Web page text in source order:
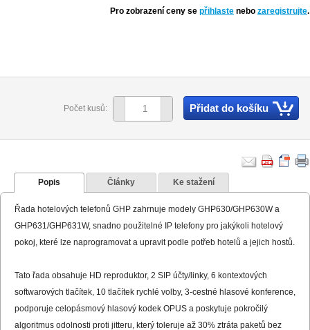
Pro zobrazení ceny se přihlaste nebo zaregistrujte.
Počet kusů: Přidat do košíku
Popis Články Ke stažení
Řada hotelových telefonů GHP zahrnuje modely GHP630/GHP630W a
GHP631/GHP631W, snadno použitelné IP telefony pro jakýkoli hotelový
pokoj, které lze naprogramovat a upravit podle potřeb hotelů a jejich hostů.
Tato řada obsahuje HD reproduktor, 2 SIP účty/linky, 6 kontextových
softwarových tlačítek, 10 tlačítek rychlé volby, 3-cestné hlasové konference,
podporuje celopásmový hlasový kodek OPUS a poskytuje pokročilý
algoritmus odolnosti proti jitteru, který toleruje až 30% ztráta paketů bez